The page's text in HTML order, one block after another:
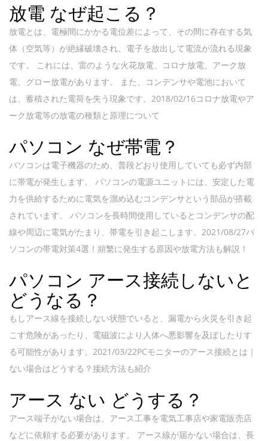
放電 なぜ起こる？
放電とは、電極間にかかる電位差によって、その間に存在する気
体（空気等）が絶縁破壊され、電子を放出して電流が流れる現象
です。 これには、雷のような火花放電、コロナ放電、アーク放
電、グロー放電があります。 また、コンデンサや電池において
は、蓄積された電荷を失う現象です。2018/02/16コロナ放電やア
ーク放電等の放電の種類と原理について
パソコン なぜ帯電？
パソコンは電子機器のため、普段どおり使用していても必ず内部
に帯電が発生します。 パソコンの電源ユニットには、安定した電
力を供給するために電気を溜め込むコンデンサという部品が搭載
されています。 パソコンを長時間使用しているとコンデンサの配
線や周辺に電気がたまり、帯電を引き起こします。2021/08/27パ
ソコンの帯電対策4選！頻繁に発生する原因や放電方法も解説！
パソコン アース接続しないと
どうなる？
もしアース線を接続しない状態でいると、漏電から火災を引き起
こす危険があったり、電磁波により人体へ悪影響を及ぼしたりす
る可能性があります。2021/03/22PCモニターのアース接続とは｜
ない場合はどうする？接続方法も紹介
アース ない どうする？
アース端子がない場合は、アース工事を電気工事店や家電販売店
などに依頼する必要があります。 アース線が届かない場合は、長